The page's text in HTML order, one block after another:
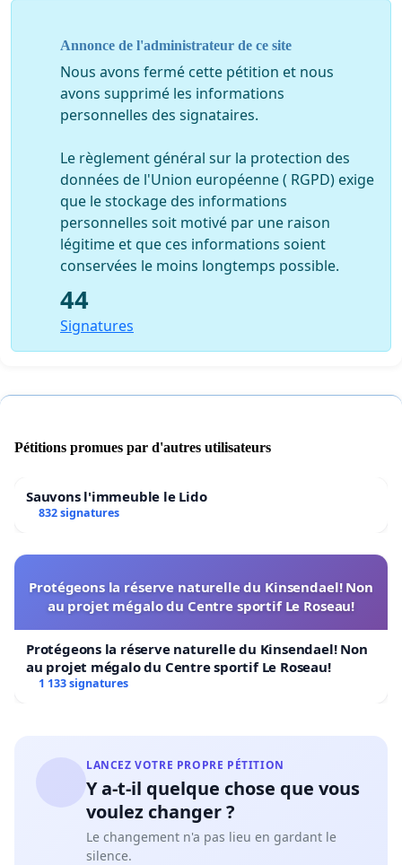
Annonce de l'administrateur de ce site
Nous avons fermé cette pétition et nous
avons supprimé les informations
personnelles des signataires.
Le règlement général sur la protection des
données de l'Union européenne ( RGPD) exige
que le stockage des informations
personnelles soit motivé par une raison
légitime et que ces informations soient
conservées le moins longtemps possible.
44
Signatures
Pétitions promues par d'autres utilisateurs
Sauvons l'immeuble le Lido
832 signatures
Protégeons la réserve naturelle du Kinsendael! Non
au projet mégalo du Centre sportif Le Roseau!
Protégeons la réserve naturelle du Kinsendael! Non
au projet mégalo du Centre sportif Le Roseau!
1 133 signatures
LANCEZ VOTRE PROPRE PÉTITION
Y a-t-il quelque chose que vous
voulez changer ?
Le changement n'a pas lieu en gardant le
silence.